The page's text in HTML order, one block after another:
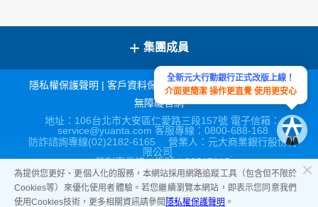
為提供您更好、更個人化的服務，本網站採用網路追蹤工具（包含但不限於
Cookies等）來優化使用者體驗。若您繼續瀏覽本網站，即表示您同意我們
使用Cookies技術，更多相關資訊請參閱 隱私權保護聲明 。
+ 集團成員
隱私權保護聲明 | 客戶資料保密措施|宣導連結|網站導覽|
無障礙官網
地址：106台北市大安區仁愛路三段157號 電子信箱：
service@yuanta.com 客服專線：0800-688-168
防詐諮詢專線(02)2182-6165 營業人：元大商業銀行股份有
限公司
營利事業統一編號：86517315
全新元大行動銀行正式改版上線！
介面更簡潔 操作更直覺 使用更安心